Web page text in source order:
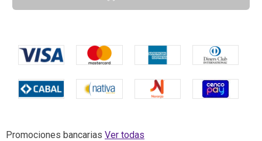
Promociones bancarias Ver todas